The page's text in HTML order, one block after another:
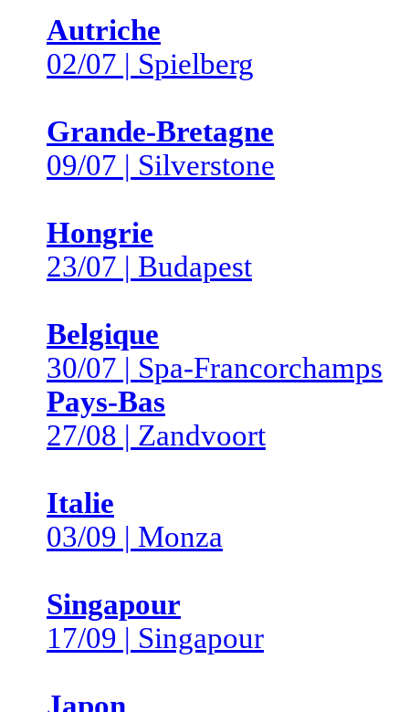
Autriche
02/07 | Spielberg
Grande-Bretagne
09/07 | Silverstone
Hongrie
23/07 | Budapest
Belgique
30/07 | Spa-Francorchamps
Pays-Bas
27/08 | Zandvoort
Italie
03/09 | Monza
Singapour
17/09 | Singapour